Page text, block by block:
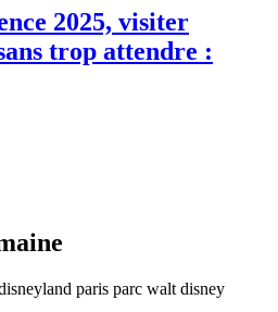
2025, visiter
trop attendre :